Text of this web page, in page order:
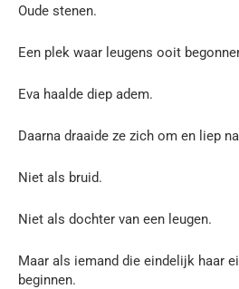
Oude stenen.
Een plek waar leugens ooit
Eva haalde diep adem.
Daarna draaide ze zich om en liep
Niet als bruid.
Niet als dochter van een leugen.
Maar als iemand die eindelijk haar
beginnen.